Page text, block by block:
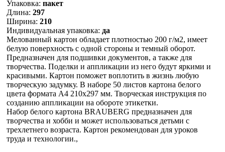
Упаковка: пакет
Длина: 297
Ширина: 210
Индивидуальная упаковка: да
Мелованный картон обладает плотностью 200 г/м2, имеет
белую поверхность с одной стороны и темный оборот.
Предназначен для подшивки документов, а также для
творчества. Поделки и аппликации из него будут яркими и
красивыми. Картон поможет воплотить в жизнь любую
творческую задумку. В наборе 50 листов картона белого
цвета формата А4 210х297 мм. Творческая инструкция по
созданию аппликации на обороте этикетки.
Набор белого картона BRAUBERG предназначен для
творчества и хобби и может использоваться детьми с
трехлетнего возраста. Картон рекомендован для уроков
труда и технологии.,